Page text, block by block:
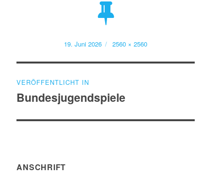
Veröffentlicht
19. Juni 2026
Volle
2560 × 2560
VERÖFFENTLICHT IN
Bundesjugendspiele
ANSCHRIFT